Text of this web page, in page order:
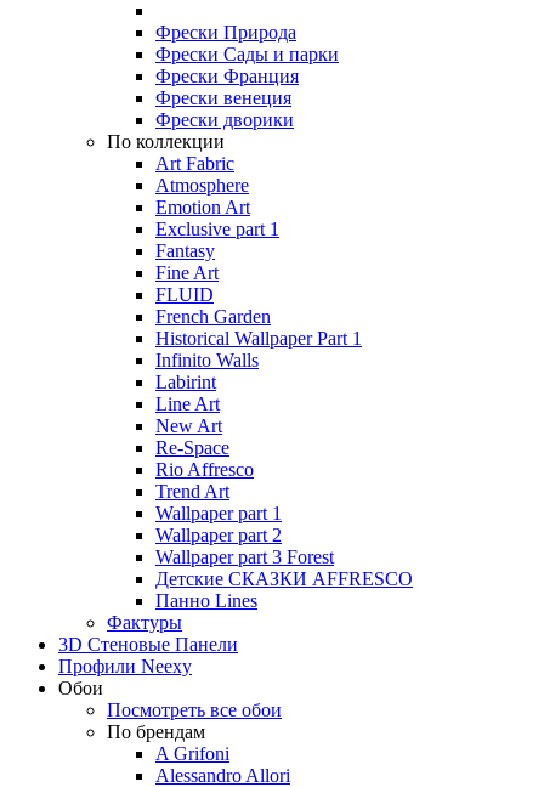
Фрески Природа
Фрески Сады и парки
Фрески Франция
Фрески венеция
Фрески дворики
По коллекции
Art Fabric
Atmosphere
Emotion Art
Exclusive part 1
Fantasy
Fine Art
FLUID
French Garden
Historical Wallpaper Part 1
Infinito Walls
Labirint
Line Art
New Art
Re-Space
Rio Affresco
Trend Art
Wallpaper part 1
Wallpaper part 2
Wallpaper part 3 Forest
Детские СКАЗКИ AFFRESCO
Панно Lines
Фактуры
3D Стеновые Панели
Профили Neexy
Обои
Посмотреть все обои
По брендам
A Grifoni
Alessandro Allori